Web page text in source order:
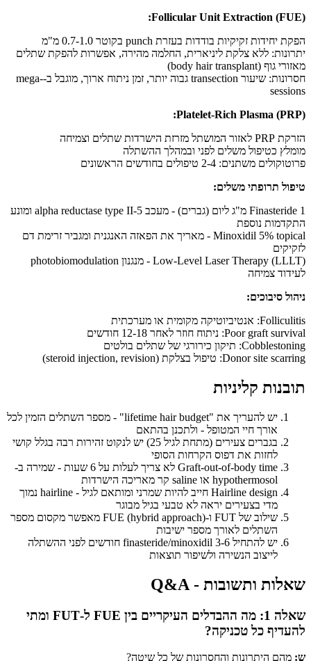
Follicular Unit Extraction (FUE):
הפקת יחידות זקיקיות בודדות בעזרת punch בקוטר 0.7-1.0 מ"מ
יתרונות: ללא צלקת ליניארית, החלמה מהירה, אפשרות להפקת שתלים
מאזורי גוף (body hair transplant)
חסרונות: שיעור transection גבוה יותר, זמן ניתוח ארוך, מוגבל ב-mega-
sessions
Platelet-Rich Plasma (PRP):
הזרקת PRP לאזור המושתל מזרזת הישרדות שתלים וצמיחה
מומלץ כטיפול משלים לפני ובמהלך ההשתלה
פרוטוקולים משתנים: 2-4 טיפולים בחודשים הראשונים
טיפול תרופתי משלים:
Finasteride 1 מ"ג ליום (גברים) - מעכב 5-alpha reductase type II ומונע
התקדמות נוספת
Minoxidil 5% topical - מאריך את הפאזה האנגנית ומגביר זרימת דם
לזקיקים
Low-Level Laser Therapy (LLLT) - מנגנון photobiomodulation
לעידוד צמיחה
ניהול סיבוכים:
Folliculitis: אנטיביוטיקה מקומית או מערכתית
Poor graft survival: ניתוח חוזר לאחר 12-18 חודשים
Cobblestoning: תיקון כירורגי של שתלים בולטים
Donor site scarring: טיפול בצלקת (steroid injection, revision)
תובנות קליניות
יש להעריך את "lifetime hair budget" - מספר השתלים הזמין לכל
אורך חיי המטופל - ולתכנן בהתאם
בגברים צעירים (מתחת לגיל 25) יש לנקוט זהירות רבה בגלל קושי
לחזות את דפוס הקרחות הסופי
Graft-out-of-body time לא צריך לעלות על 6 שעות - שמירה ב-
hypothermosol או saline קר מאריכה הישרדות
Hairline design חייב להיות שמרני ומותאם לגיל - hairline נמוך
מדי בצעירים יראה לא טבעי בגיל מבוגר
שילוב של FUT ו-FUE (hybrid approach) מאפשר מקסום מספר
השתלים לאורך מספר ישיבות
יש להתחיל finasteride/minoxidil 3-6 חודשים לפני ההשתלה
לייצוב הנשירה ולשיפור תוצאות
שאלות ותשובות - Q&A
שאלה 1: מה ההבדלים העיקריים בין FUE ל-FUT ומתי
להעדיף כל טכניקה?
ש: מהם היתרונות והחסרונות של כל שיטה?